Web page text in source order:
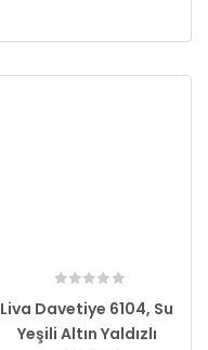
Liva Davetiye 6104, Su
Yeşili Altın Yaldızlı